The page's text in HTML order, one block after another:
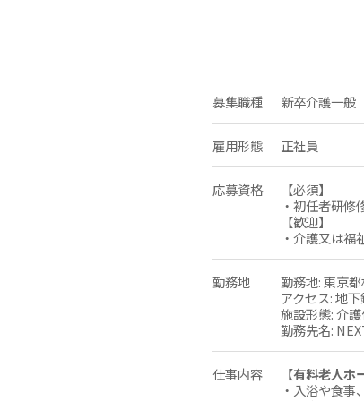
募集職種 新卒介護一般
雇用形態 正社員
応募資格
【必須】
・初任者研修
【歓迎】
・介護又は福
勤務地
勤務地: 東京
アクセス: 地
施設形態: 介
勤務先名:
仕事内容
【有料老人ホ
・入浴や食事